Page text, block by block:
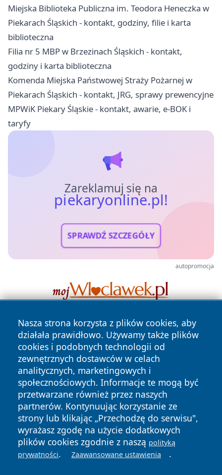
Miejska Biblioteka Publiczna im. Teodora Heneczka w
Piekarach Śląskich - kontakt, godziny, filie i karta
biblioteczna
Filia nr 5 MBP w Brzezinach Śląskich - kontakt,
godziny i karta biblioteczna
Komenda Miejska Państwowej Straży Pożarnej w
Piekarach Śląskich - kontakt, JRG, sprawy prewencyjne
MPWiK Piekary Śląskie - kontakt, awarie, e-BOK i
taryfy
Zareklamuj się na
piekaryonline.pl!
SPRAWDŹ SZCZEGÓŁY
autopromocja
Nasza strona korzysta z plików cookies, aby
działała prawidłowo. Używamy także plików
cookies i podobnych technologii od
zewnętrznych dostawców w celach
analitycznych, marketingowych i
społecznościowych. Informacje te mogą być
przetwarzane również przez naszych
partnerów. Kontynuując korzystanie ze
strony lub klikając „Przechodzę do serwisu",
wyrażasz zgodę na użycie dodatkowych
plików cookies zgodnie z naszą polityką
prywatności. Zaawansowane ustawienia .
Copyright © 2026 piekaryonline.pl Wszystkie prawa
zastrzeżone.
News Autorzy
Polityka
Prywatności
Polityka
Cookies